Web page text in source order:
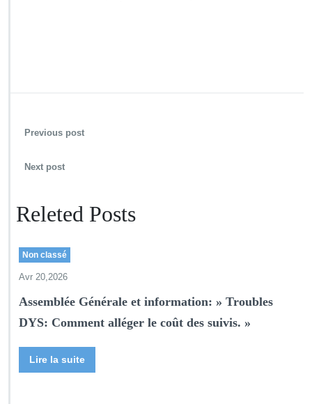
Previous post
Next post
Releted Posts
Non classé
Avr 20,2026
Assemblée Générale et information: » Troubles
DYS: Comment alléger le coût des suivis. »
Lire la suite